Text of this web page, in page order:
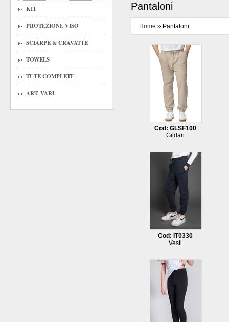
KIT
PROTEZIONE VISO
SCIARPE & CRAVATTE
TOWELS
TUTE COMPLETE
ART. VARI
Pantaloni
Home » Pantaloni
Cod: GLSF100
Gildan
Cod: IT0330
Vesti